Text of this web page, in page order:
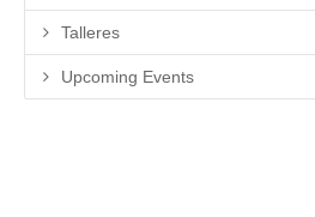
Talleres
Upcoming Events